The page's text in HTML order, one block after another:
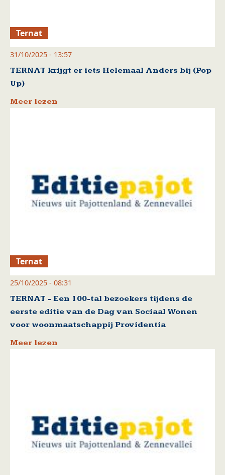
Ternat
31/10/2025 - 13:57
TERNAT krijgt er iets Helemaal Anders bij (Pop
Up)
Meer lezen
Ternat
25/10/2025 - 08:31
TERNAT - Een 100-tal bezoekers tijdens de
eerste editie van de Dag van Sociaal Wonen
voor woonmaatschappij Providentia
Meer lezen